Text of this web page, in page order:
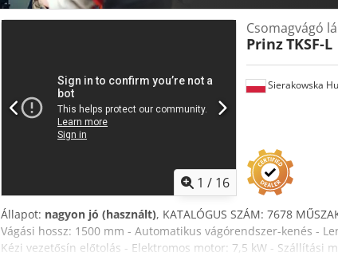
1 / 16
Sierakowska
Csomagvágó
PrinzTKSF-L
Állapot: nagyon jó (használt), KATALÓGUS SZÁM: 7678
Vágási hossz: 1500 mm - Automatikus vágórendszer-kenés -
Kézi vezetősín előtolás - Elektromos motor: 7,5 kW - Szállítási